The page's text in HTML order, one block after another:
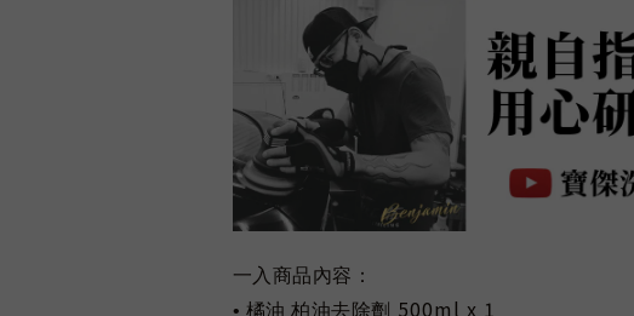
一入商品內容：
• 橘油 柏油去除劑 500ml x 1